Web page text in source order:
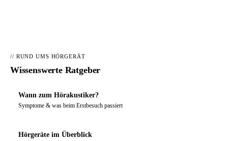
// RUND UMS HÖRGERÄT
Wissenswerte Ratgeber
Wann zum Hörakustiker?
Symptome & was beim Erstbesuch passiert
Hörgeräte im Überblick